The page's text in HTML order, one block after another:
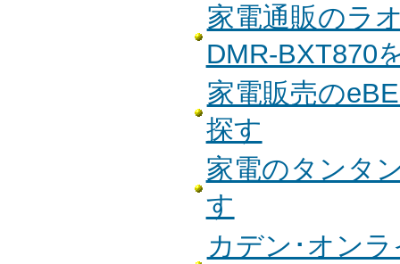
家電通販のラ
DMR-BXT870
家電販売の
探す
家電のタンタ
す
カデン･オン